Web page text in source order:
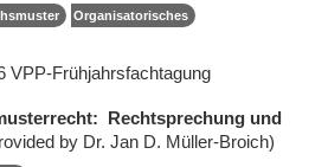
Organisatorisches
VPP-Frühjahrsfachtagung
Rechtsprechung und
by Dr. Jan D. Müller-Broich)